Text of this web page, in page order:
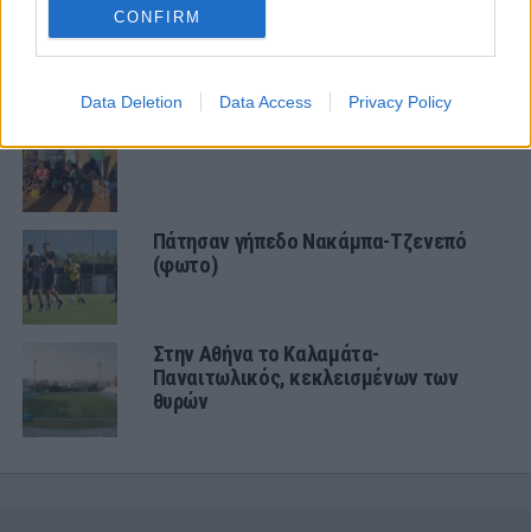
CONFIRM
Data Deletion Data Access Privacy Policy
Τα δεδομένα για τηλεοπτική κάλυψη
με Τρουά και Καλαμάτα
Πάτησαν γήπεδο Νακάμπα-Τζενεπό
(φωτο)
Στην Αθήνα το Καλαμάτα-
Παναιτωλικός, κεκλεισμένων των
θυρών